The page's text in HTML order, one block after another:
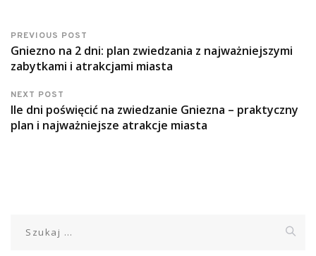
PREVIOUS POST
Gniezno na 2 dni: plan zwiedzania z najważniejszymi
zabytkami i atrakcjami miasta
NEXT POST
Ile dni poświęcić na zwiedzanie Gniezna – praktyczny
plan i najważniejsze atrakcje miasta